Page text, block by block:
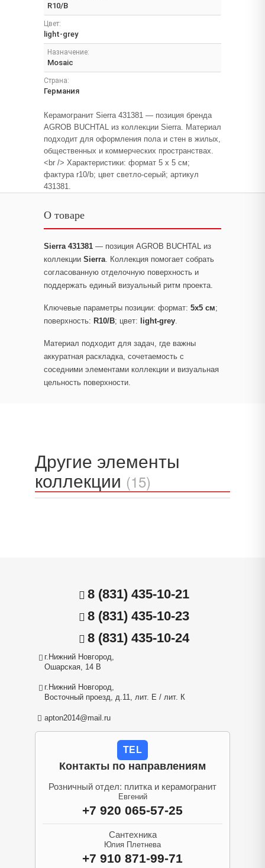
R10/B
Цвет:
light-grey
Назначение:
Mosaic
Страна:
Германия
Керамогранит Sierra 431381 — позиция бренда
AGROB BUCHTAL из коллекции Sierra. Материал
подходит для оформления пола и стен в жилых,
общественных и коммерческих пространствах.
<br /> Характеристики: формат 5 x 5 см;
фактура r10/b; цвет светло-серый; артикул
431381.
О товаре
Sierra 431381 — позиция AGROB BUCHTAL из
коллекции Sierra. Коллекция помогает собрать
согласованную отделочную поверхность и
поддержать единый визуальный ритм проекта.
Ключевые параметры позиции: формат: 5x5 см;
поверхность: R10/B; цвет: light-grey.
Материал подходит для задач, где важны
аккуратная раскладка, сочетаемость с
соседними элементами коллекции и визуальная
цельность поверхности.
Другие элементы
коллекции (15)
8 (831) 435-10-21
8 (831) 435-10-23
8 (831) 435-10-24
г.Нижний Новгород,
Ошарская, 14 В
г.Нижний Новгород,
Восточный проезд, д.11, лит. Е / лит. К
apton2014@mail.ru
TEL
Контакты по направлениям
Розничный отдел: плитка и керамогранит
Евгений
+7 920 065-57-25
Сантехника
Юлия Плетнева
+7 910 871-99-71